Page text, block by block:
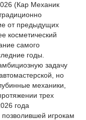
(Кар Механик
от предыдущих
косметический
самого
годы.
задачу
но
механики,
трех
года
игрокам